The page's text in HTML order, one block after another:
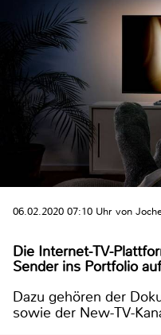
06.02.2020 07:10 Uhr von
Die Internet-TV-
Sender ins Portfolio
Dazu gehören der
sowie der New-TV-